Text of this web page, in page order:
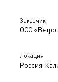
Заказчик
ООО
Локация
Россия,